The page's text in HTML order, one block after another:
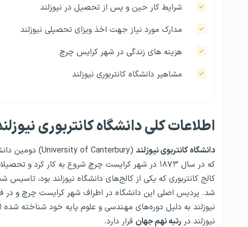
شرايط کار حین و پس از تحصیل در نیوزلند
مدارک مورد نیاز جهت اخذ ویزای تحصیلی نیوزلند
هزينه های زندگی در شهر کرایس چرچ
مشاهير دانشگاه کانتربوری نیوزلند
اطلاعات کلی دانشگاه کانتربوری
دانشگاه کانتربوی نیوزلند (University of Canterbury) دومین دانشگاه با قدمت در این کشور پس از
که در سال ۱۸۷۳ در شهر کرایست چرچ شروع به کار کرد و
نیوزلند به دلیل دوره‌های مهندسی و علوم پایه خود شناخته
نیوزلند در رتبه نهم جهان قرار دارد.